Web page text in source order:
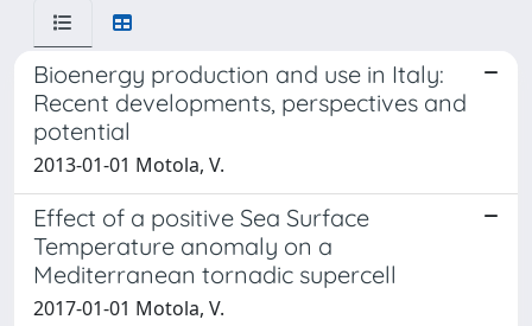
Bioenergy production and use in Italy:
Recent developments, perspectives and
potential
2013-01-01 Motola, V.
Effect of a positive Sea Surface
Temperature anomaly on a
Mediterranean tornadic supercell
2017-01-01 Motola, V.